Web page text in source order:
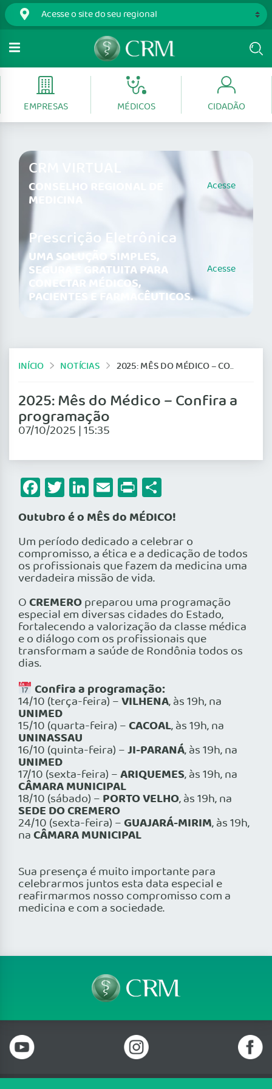
EMPRESAS MÉDICOS CIDADÃO
CRM VIRTUAL
CONSELHO REGIONAL DE
MEDICINA
Acesse
Prescrição Eletrônica
UMA SOLUÇÃO SIMPLES,
SEGURA E GRATUITA PARA
CONECTAR MÉDICOS,
PACIENTES E FARMACÊUTICOS.
Acesse
INÍCIO NOTÍCIAS 2025: MÊS DO MÉDICO – CONFIRA A PROGRAMAÇÃO
2025: Mês do Médico – Confira a
programação
07/10/2025 | 15:35
Facebook
Twitter
LinkedIn
Email
Print
Outubro é o MÊS do MÉDICO!
Um período dedicado a celebrar o
compromisso, a ética e a dedicação de todos
os profissionais que fazem da medicina uma
verdadeira missão de vida.
OCREMEROpreparou uma programação
especial em diversas cidades do Estado,
fortalecendo a valorização da classe médica
e o diálogo com os profissionais que
transformam a saúde de Rondônia todos os
dias.
Confira a programação:
14/10 (terça-feira) –VILHENA, às 19h, na
UNIMED
15/10 (quarta-feira) –CACOAL, às 19h, na
UNINASSAU
16/10 (quinta-feira) –JI-PARANÁ, às 19h, na
UNIMED
17/10 (sexta-feira) –ARIQUEMES, às 19h, na
CÂMARA MUNICIPAL
18/10 (sábado) – PORTO VELHO, às 19h, na
SEDE DO CREMERO
24/10 (sexta-feira) –GUAJARÁ-MIRIM, às 19h,
naCÂMARA MUNICIPAL
Sua presença é muito importante para
celebrarmos juntos esta data especial e
reafirmarmos nosso compromisso com a
medicina e com a sociedade.